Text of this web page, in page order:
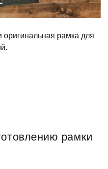
оригинальная рамка для
рамки